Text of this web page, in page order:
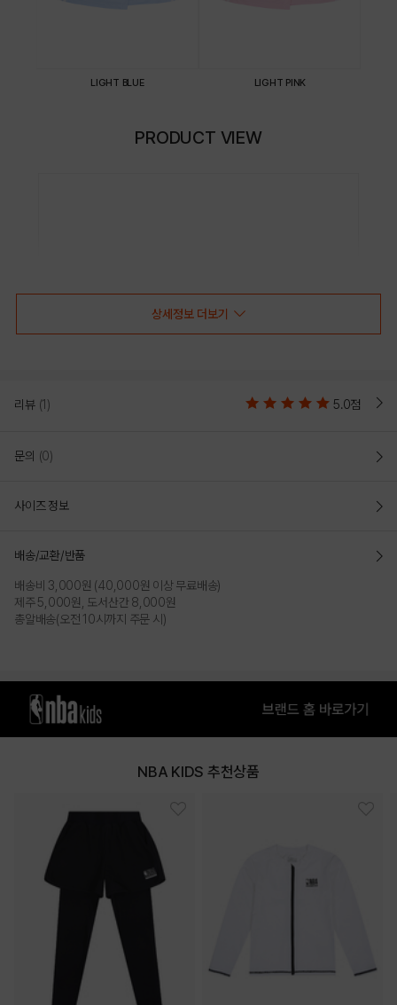
LIGHT BLUE LIGHT PINK
PRODUCT VIEW
상세정보 더보기
리뷰 (1) 5.0점
문의 (0)
사이즈 정보
배송/교환/반품
배송비 3,000원 (40,000원 이상 무료배송)
제주 5,000원, 도서산간 8,000원
총알배송(오전 10시까지 주문 시)
NBA KIDS 추천상품